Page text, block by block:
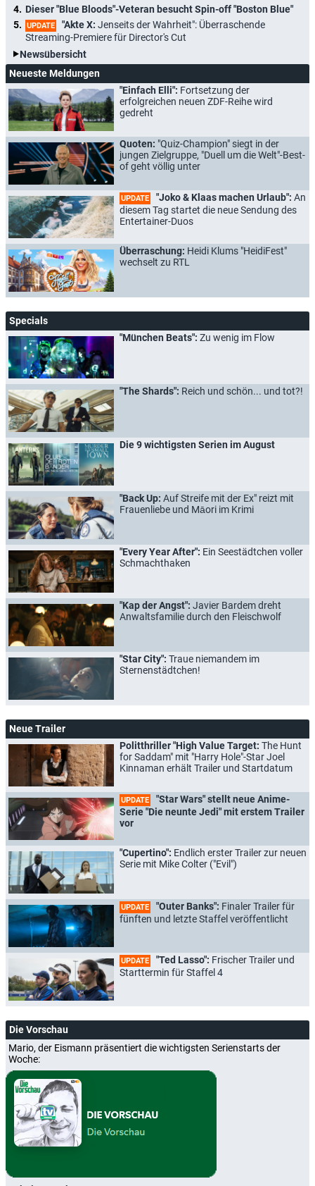
Dieser "Blue Bloods"-Veteran besucht Spin-off "Boston Blue"
UPDATE "Akte X: Jenseits der Wahrheit": Überraschende
Streaming-Premiere für Director's Cut
Newsübersicht
Neueste Meldungen
"Einfach Elli": Fortsetzung der
erfolgreichen neuen ZDF-Reihe wird
gedreht
Quoten: "Quiz-Champion" siegt in der
jungen Zielgruppe, "Duell um die Welt"-Best-
of geht völlig unter
UPDATE "Joko & Klaas machen Urlaub": An
diesem Tag startet die neue Sendung des
Entertainer-Duos
Überraschung: Heidi Klums "HeidiFest"
wechselt zu RTL
Specials
"München Beats": Zu wenig im Flow
"The Shards": Reich und schön... und tot?!
Die 9 wichtigsten Serien im August
"Back Up: Auf Streife mit der Ex" reizt mit
Frauenliebe und Māori im Krimi
"Every Year After": Ein Seestädtchen voller
Schmachthaken
"Kap der Angst": Javier Bardem dreht
Anwaltsfamilie durch den Fleischwolf
"Star City": Traue niemandem im
Sternenstädtchen!
Neue Trailer
Politthriller "High Value Target: The Hunt
for Saddam" mit "Harry Hole"-Star Joel
Kinnaman erhält Trailer und Startdatum
UPDATE
"Star Wars" stellt neue Anime-
Serie "Die neunte Jedi" mit erstem Trailer
vor
"Cupertino": Endlich erster Trailer zur neuen
Serie mit Mike Colter ("Evil")
UPDATE "Outer Banks": Finaler Trailer für
fünften und letzte Staffel veröffentlicht
UPDATE "Ted Lasso": Frischer Trailer und
Starttermin für Staffel 4
Die Vorschau
Mario, der Eismann präsentiert die wichtigsten Serienstarts der
Woche: